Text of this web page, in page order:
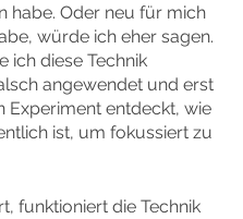
habe. Oder neu für mich
würde ich eher sagen.
ich diese Technik
angewendet und erst
Experiment entdeckt, wie
ist, um fokussiert zu
funktioniert die Technik